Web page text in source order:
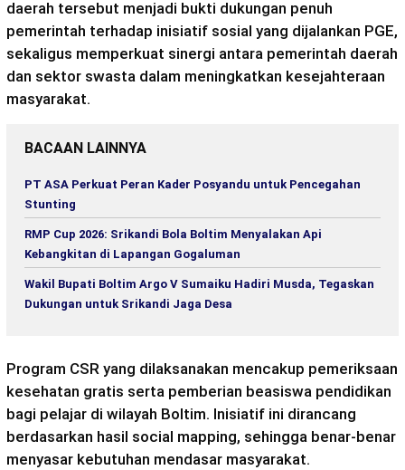
daerah tersebut menjadi bukti dukungan penuh
pemerintah terhadap inisiatif sosial yang dijalankan PGE,
sekaligus memperkuat sinergi antara pemerintah daerah
dan sektor swasta dalam meningkatkan kesejahteraan
masyarakat.
BACAAN LAINNYA
PT ASA Perkuat Peran Kader Posyandu untuk Pencegahan
Stunting
RMP Cup 2026: Srikandi Bola Boltim Menyalakan Api
Kebangkitan di Lapangan Gogaluman
Wakil Bupati Boltim Argo V Sumaiku Hadiri Musda, Tegaskan
Dukungan untuk Srikandi Jaga Desa
Program CSR yang dilaksanakan mencakup pemeriksaan
kesehatan gratis serta pemberian beasiswa pendidikan
bagi pelajar di wilayah Boltim. Inisiatif ini dirancang
berdasarkan hasil social mapping, sehingga benar-benar
menyasar kebutuhan mendasar masyarakat.